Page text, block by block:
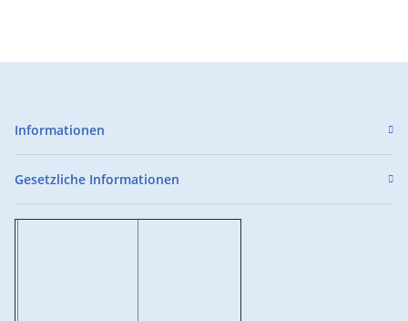
Informationen
Gesetzliche Informationen